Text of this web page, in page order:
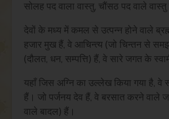
सोलह पद वाला वास्तु, चौंसठ पद वाले वास्तु
देवों के मध्य में कमल से उत्पन्न होने वाले
हजार मुख हैं, वे आचिन्त्य (जो चिन्तन से
(दौलत, धन, सम्पत्ति) हैं, वे सारे जगत के
यहाँ जिस अग्नि का उल्लेख किया गया है, वे
हैं। जो पर्जनय देव हैं, वे बरसात करने वाले
वाले बादल) हैं।